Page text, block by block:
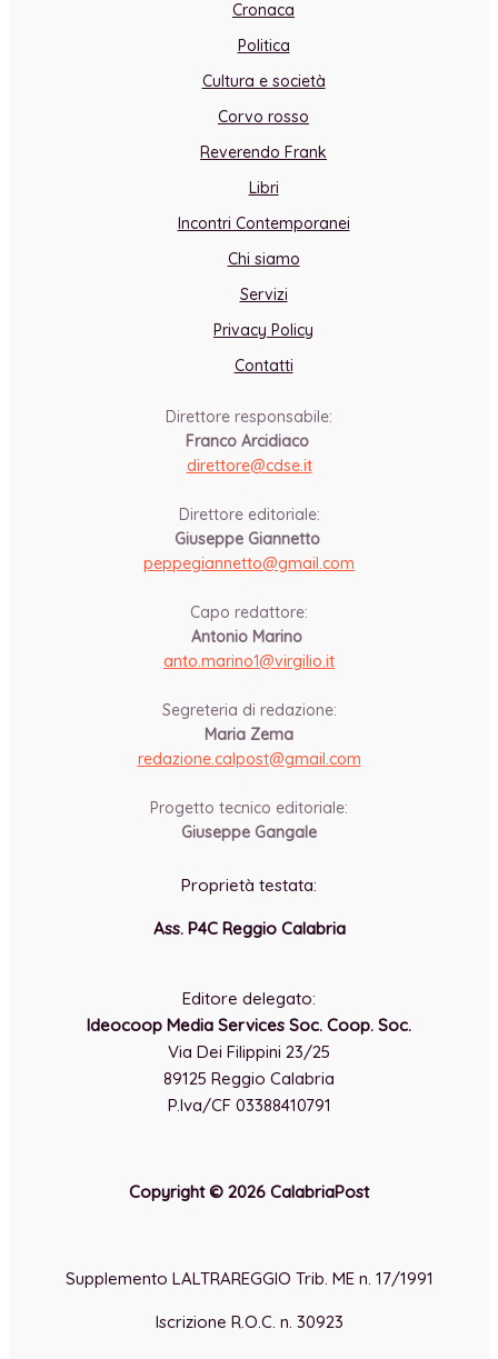
Cronaca
Politica
Cultura e società
Corvo rosso
Reverendo Frank
Libri
Incontri Contemporanei
Chi siamo
Servizi
Privacy Policy
Contatti
Direttore responsabile:
Franco Arcidiaco
direttore@cdse.it
Direttore editoriale:
Giuseppe Giannetto
peppegiannetto@gmail.com
Capo redattore:
Antonio Marino
anto.marino1@virgilio.it
Segreteria di redazione:
Maria Zema
redazione.calpost@gmail.com
Progetto tecnico editoriale:
Giuseppe Gangale
Proprietà testata:
Ass. P4C Reggio Calabria
Editore delegato:
Ideocoop Media Services Soc. Coop. Soc.
Via Dei Filippini 23/25
89125 Reggio Calabria
P.Iva/CF 03388410791
Copyright © 2026 CalabriaPost
Supplemento LALTRAREGGIO Trib. ME n. 17/1991
Iscrizione R.O.C. n. 30923